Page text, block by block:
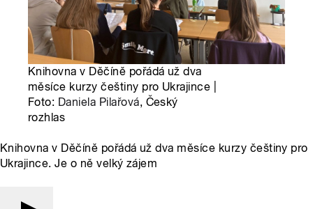
Knihovna v Děčíně pořádá už dva
měsíce kurzy češtiny pro Ukrajince |
Foto: Daniela Pilařová, Český
rozhlas
Knihovna v Děčíně pořádá už dva měsíce kurzy češtiny pro
Ukrajince. Je o ně velký zájem